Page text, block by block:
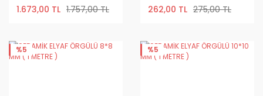
1.673,00 TL 1.757,00 TL 262,00 TL 275,00 TL
%5 %5